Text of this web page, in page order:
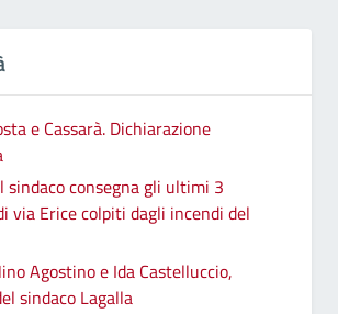
e Cassarà. Dichiarazione
sindaco consegna gli ultimi 3
via Erice colpiti dagli incendi del
Agostino e Ida Castelluccio,
sindaco Lagalla